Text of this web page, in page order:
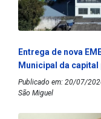
Entrega de nova
Municipal da capital
Publicado em: 20/07/
São Miguel